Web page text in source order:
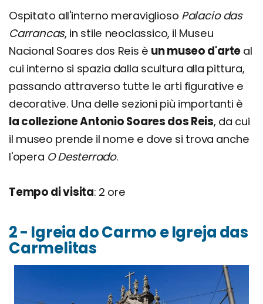
Ospitato all'interno meraviglioso Palacio das
Carrancas, in stile neoclassico, il Museu
Nacional Soares dos Reis è un museo d'arte al
cui interno si spazia dalla scultura alla pittura,
passando attraverso tutte le arti figurative e
decorative. Una delle sezioni più importanti è
la collezione Antonio Soares dos Reis, da cui
il museo prende il nome e dove si trova anche
l'opera O Desterrado.
Tempo di visita: 2 ore
2 - Igreia do Carmo e Igreja das
Carmelitas